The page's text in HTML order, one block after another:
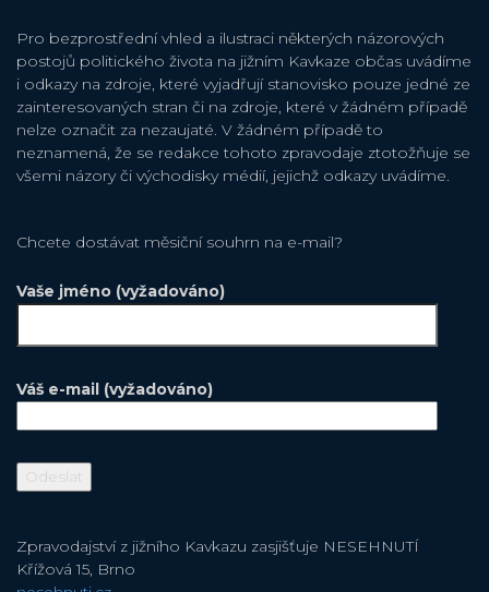
Pro bezprostřední vhled a ilustraci některých názorových
postojů politického života na jižním Kavkaze občas uvádíme
i odkazy na zdroje, které vyjadřují stanovisko pouze jedné ze
zainteresovaných stran či na zdroje, které v žádném případě
nelze označit za nezaujaté. V žádném případě to
neznamená, že se redakce tohoto zpravodaje ztotožňuje se
všemi názory či východisky médií, jejichž odkazy uvádíme.
Chcete dostávat měsiční souhrn na e-mail?
Vaše jméno (vyžadováno)
Váš e-mail (vyžadováno)
Zpravodajství z jižního Kavkazu zasjišťuje NESEHNUTÍ
Křížová 15, Brno